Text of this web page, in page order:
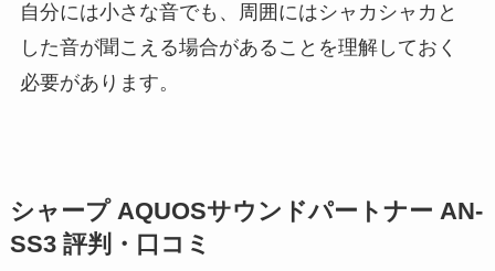
自分には小さな音でも、周囲にはシャカシャカと
した音が聞こえる場合があることを理解しておく
必要があります。
シャープ AQUOSサウンドパートナー AN-
SS3 評判・口コミ